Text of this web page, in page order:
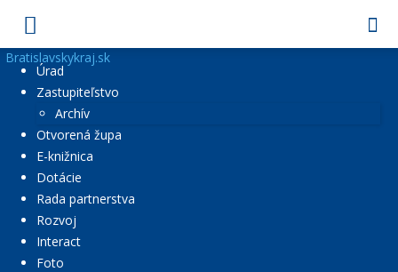
Bratislavskykraj.sk
Úrad
Zastupiteľstvo
Archív
Otvorená župa
E-knižnica
Dotácie
Rada partnerstva
Rozvoj
Interact
Foto